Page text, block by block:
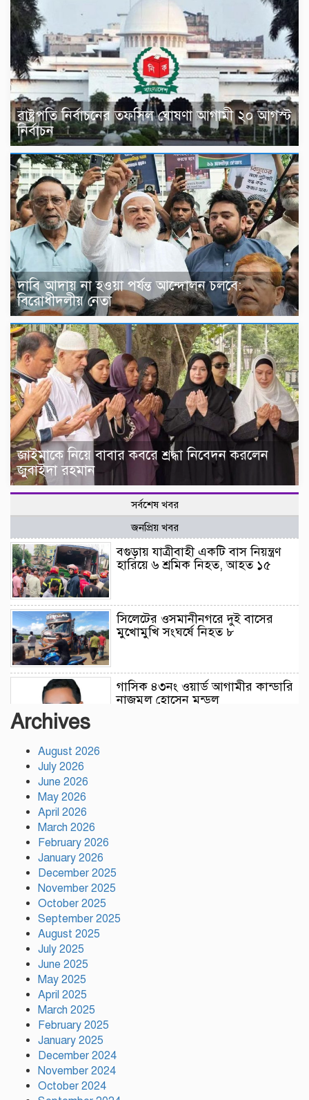
রাষ্ট্রপতি নির্বাচনের তফসিল ঘোষণা আগামী ২০ আগস্ট
নির্বাচন
দাবি আদায় না হওয়া পর্যন্ত আন্দোলন চলবে:
বিরোধীদলীয় নেতা
জাইমাকে নিয়ে বাবার কবরে শ্রদ্ধা নিবেদন করলেন
জুবাইদা রহমান
সর্বশেষ খবর
জনপ্রিয় খবর
বগুড়ায় যাত্রীবাহী একটি বাস নিয়ন্ত্রণ
হারিয়ে ৬ শ্রমিক নিহত, আহত ১৫
সিলেটের ওসমানীনগরে দুই বাসের
মুখোমুখি সংঘর্ষে নিহত ৮
গাসিক ৪৩নং ওয়ার্ড আগামীর কান্ডারি
নাজমুল হোসেন মন্ডল
টঙ্গীতে কড়ইতলা প্রিমিয়ার লিগের
উদ্বোধন মাদক ও অপরাধমুক্ত যুবসমাজ
Archives
August 2026
July 2026
June 2026
May 2026
April 2026
March 2026
February 2026
January 2026
December 2025
November 2025
October 2025
September 2025
August 2025
July 2025
June 2025
May 2025
April 2025
March 2025
February 2025
January 2025
December 2024
November 2024
October 2024